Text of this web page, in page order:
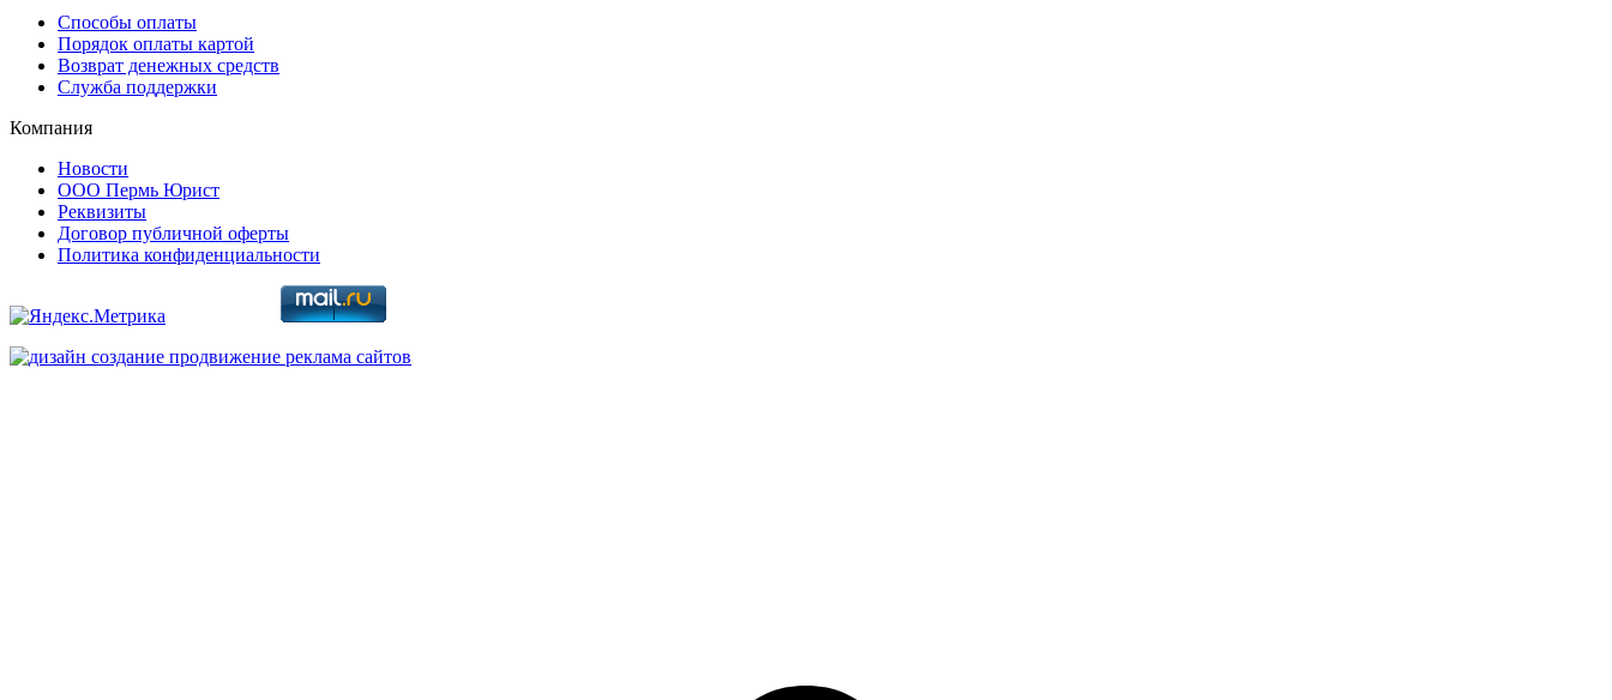
Способы оплаты
Порядок оплаты картой
Возврат денежных средств
Служба поддержки
Компания
Новости
ООО Пермь Юрист
Реквизиты
Договор публичной оферты
Политика конфиденциальности